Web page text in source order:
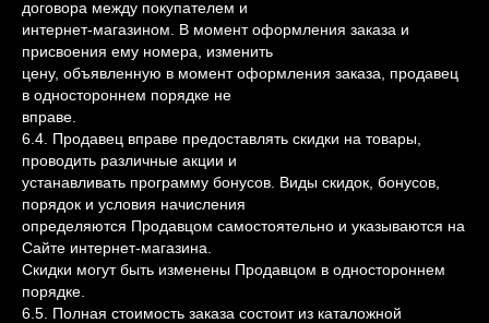
договора между покупателем и
интернет-магазином. В момент оформления заказа и
присвоения ему номера, изменить
цену, объявленную в момент оформления заказа, продавец
в одностороннем порядке не
вправе.
6.4. Продавец вправе предоставлять скидки на товары,
проводить различные акции и
устанавливать программу бонусов. Виды скидок, бонусов,
порядок и условия начисления
определяются Продавцом самостоятельно и указываются на
Сайте интернет-магазина.
Скидки могут быть изменены Продавцом в одностороннем
порядке.
6.5. Полная стоимость заказа состоит из каталожной